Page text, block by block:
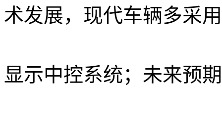
术发展，现代车辆多采
显示中控系统；未来预